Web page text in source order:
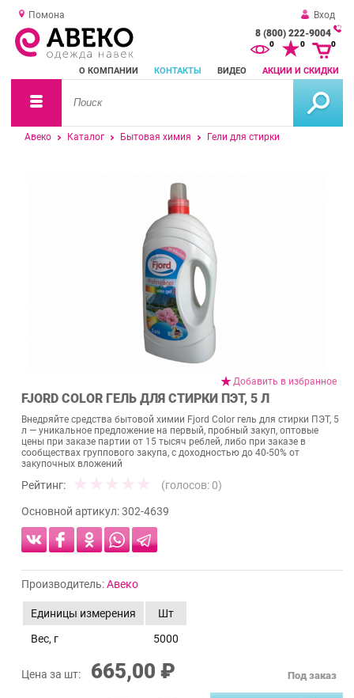
Помона
Вход
8 (800) 222-9004
О КОМПАНИИ КОНТАКТЫ ВИДЕО АКЦИИ И СКИДКИ
0 0 0
Авеко Каталог Бытовая химия Гели для стирки
Добавить в избранное
FJORD COLOR ГЕЛЬ ДЛЯ СТИРКИ ПЭТ, 5 Л
Внедряйте средства бытовой химии Fjord Color гель для стирки ПЭТ, 5
л — уникальное предложение на первый, пробный закуп, оптовые
цены при заказе партии от 15 тысяч реблей, либо при заказе в
сообществах группового закупа, с доходностью до 40-50% от
закупочных вложений
Рейтинг: (голосов: 0)
Основной артикул:302-4639
Производитель:Авеко
Единицы измерения
Шт
Вес, г
5000
Цена за шт: 665,00 ₽ Под заказ